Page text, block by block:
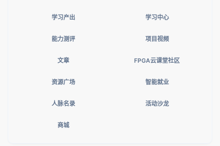
学习产出 学习中心
能力测评 项目视频
文章 FPGA云课堂社区
资源广场 智能就业
人脉名录 活动沙龙
商城